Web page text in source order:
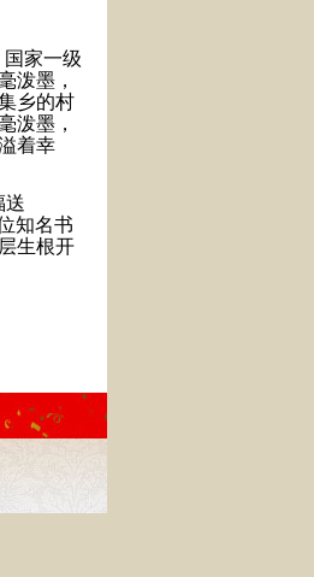
家一级
泼墨，
乡的村
泼墨，
着幸
送
知名书
生根开